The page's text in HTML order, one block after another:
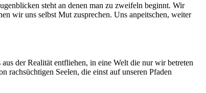
steht an denen man zu zweifeln beginnt. Wir
wir uns selbst Mut zusprechen. Uns anpeitschen, weiter
eigenen Grenzen hinaus zu wachsen:
die zusehends zu Verunsicherung und Furcht führen.
wird. Eins steht aber wohl fest. Die Schurkenliga ist
ausholt.
der Realität entfliehen, in eine Welt die nur wir betreten
Seelen, die einst auf unseren Pfaden